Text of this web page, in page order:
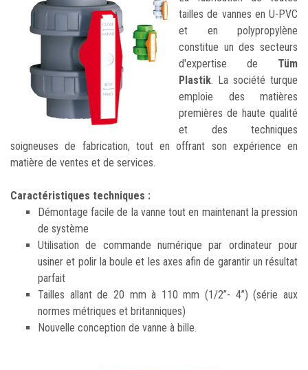
tailles de vannes en U-PVC
et en polypropylène
constitue un des secteurs
d'expertise de Tüm
Plastik. La société turque
emploie des matières
premières de haute qualité
et des techniques
soigneuses de fabrication, tout en offrant son expérience en
matière de ventes et de services.
Caractéristiques techniques :
Démontage facile de la vanne tout en maintenant la pression
de système
Utilisation de commande numérique par ordinateur pour
usiner et polir la boule et les axes afin de garantir un résultat
parfait
Tailles allant de 20 mm à 110 mm (1/2”- 4”) (série aux
normes métriques et britanniques)
Nouvelle conception de vanne à bille.